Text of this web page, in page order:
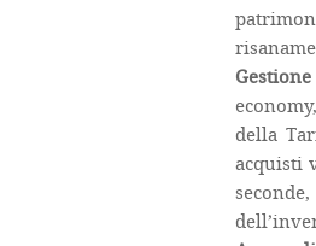
della
acquisti